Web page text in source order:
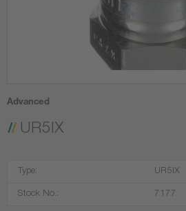
Advanced
UR5IX
Type: UR5IX
Stock No.: 7177